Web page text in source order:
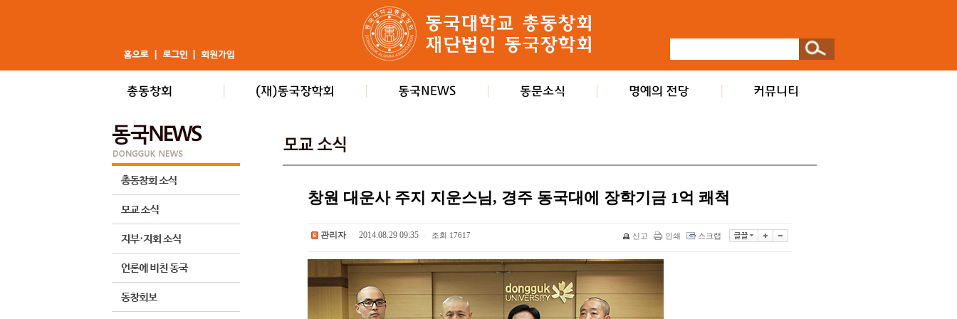
창원 대운사 주지 지운스님, 경주 동국대에 장학기금 1억 쾌척
관리자 2014.08.29 09:35 조회 17617 신고 인쇄 스크랩